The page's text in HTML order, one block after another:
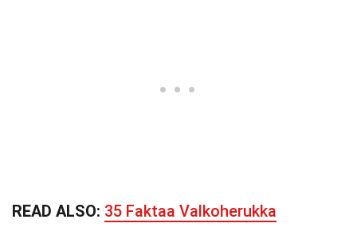
READ ALSO: 35 Faktaa Valkoherukka